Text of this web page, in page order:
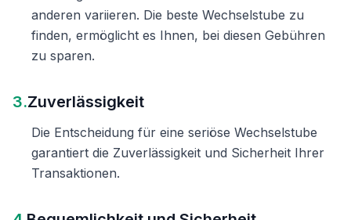
anderen variieren. Die beste Wechselstube zu
finden, ermöglicht es Ihnen, bei diesen Gebühren
zu sparen.
3.Zuverlässigkeit
Die Entscheidung für eine seriöse Wechselstube
garantiert die Zuverlässigkeit und Sicherheit Ihrer
Transaktionen.